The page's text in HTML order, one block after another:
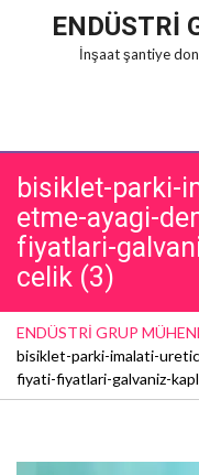
ENDÜSTRİ
İnşaat şantiye
bisiklet-parki-
etme-ayagi-
fiyatlari-
celik (3)
ENDÜSTRİ GRUP
bisiklet-parki-imalati-
fiyati-fiyatlari-galvaniz-